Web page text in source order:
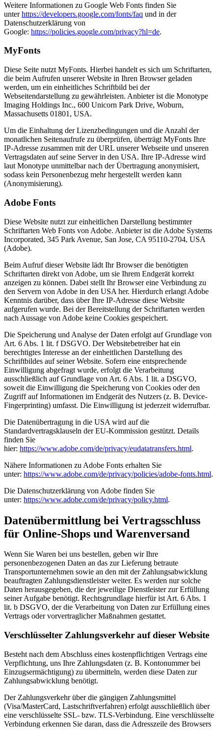
Weitere Informationen zu Google Web Fonts finden Sie
unterhttps://developers.google.com/fonts/faq und in der
Datenschutzerklärung von
Google: https://policies.google.com/privacy?hl=de.
MyFonts
Diese Seite nutzt MyFonts. Hierbei handelt es sich um Schriftarten,
die beim Aufrufen unserer Website in Ihren Browser geladen
werden, um ein einheitliches Schriftbild bei der
Webseitendarstellung zu gewährleisten. Anbieter ist die Monotype
Imaging Holdings Inc., 600 Unicorn Park Drive, Woburn,
Massachusetts 01801, USA.
Um die Einhaltung der Lizenzbedingungen und die Anzahl der
monatlichen Seitenaufrufe zu überprüfen, überträgt MyFonts Ihre
IP-Adresse zusammen mit der URL unserer Webseite und unseren
Vertragsdaten auf seine Server in den USA. Ihre IP-Adresse wird
laut Monotype unmittelbar nach der Übertragung anonymisiert,
sodass kein Personenbezug mehr hergestellt werden kann
(Anonymisierung).
Adobe Fonts
Diese Website nutzt zur einheitlichen Darstellung bestimmter
Schriftarten Web Fonts von Adobe. Anbieter ist die Adobe Systems
Incorporated, 345 Park Avenue, San Jose, CA 95110-2704, USA
(Adobe).
Beim Aufruf dieser Website lädt Ihr Browser die benötigten
Schriftarten direkt von Adobe, um sie Ihrem Endgerät korrekt
anzeigen zu können. Dabei stellt Ihr Browser eine Verbindung zu
den Servern von Adobe in den USA her. Hierdurch erlangt Adobe
Kenntnis darüber, dass über Ihre IP-Adresse diese Website
aufgerufen wurde. Bei der Bereitstellung der Schriftarten werden
nach Aussage von Adobe keine Cookies gespeichert.
Die Speicherung und Analyse der Daten erfolgt auf Grundlage von
Art. 6 Abs. 1 lit. f DSGVO. Der Websitebetreiber hat ein
berechtigtes Interesse an der einheitlichen Darstellung des
Schriftbildes auf seiner Website. Sofern eine entsprechende
Einwilligung abgefragt wurde, erfolgt die Verarbeitung
ausschließlich auf Grundlage von Art. 6 Abs. 1 lit. a DSGVO,
soweit die Einwilligung die Speicherung von Cookies oder den
Zugriff auf Informationen im Endgerät des Nutzers (z. B. Device-
Fingerprinting) umfasst. Die Einwilligung ist jederzeit widerrufbar.
Die Datenübertragung in die USA wird auf die
Standardvertragsklauseln der EU-Kommission gestützt. Details
finden Sie
hier: https://www.adobe.com/de/privacy/eudatatransfers.html.
Nähere Informationen zu Adobe Fonts erhalten Sie
unter: https://www.adobe.com/de/privacy/policies/adobe-fonts.html.
Die Datenschutzerklärung von Adobe finden Sie
unter: https://www.adobe.com/de/privacy/policy.html.
Datenübermittlung bei Vertragsschluss
für Online-Shops und Warenversand
Wenn Sie Waren bei uns bestellen, geben wir Ihre
personenbezogenen Daten an das zur Lieferung betraute
Transportunternehmen sowie an den mit der Zahlungsabwicklung
beauftragten Zahlungsdienstleister weiter. Es werden nur solche
Daten herausgegeben, die der jeweilige Dienstleister zur Erfüllung
seiner Aufgabe benötigt. Rechtsgrundlage hierfür ist Art. 6 Abs. 1
lit. b DSGVO, der die Verarbeitung von Daten zur Erfüllung eines
Vertrags oder vorvertraglicher Maßnahmen gestattet.
Verschlüsselter Zahlungsverkehr auf dieser Website
Besteht nach dem Abschluss eines kostenpflichtigen Vertrags eine
Verpflichtung, uns Ihre Zahlungsdaten (z. B. Kontonummer bei
Einzugsermächtigung) zu übermitteln, werden diese Daten zur
Zahlungsabwicklung benötigt.
Der Zahlungsverkehr über die gängigen Zahlungsmittel
(Visa/MasterCard, Lastschriftverfahren) erfolgt ausschließlich über
eine verschlüsselte SSL- bzw. TLS-Verbindung. Eine verschlüsselte
Verbindung erkennen Sie daran, dass die Adresszeile des Browsers